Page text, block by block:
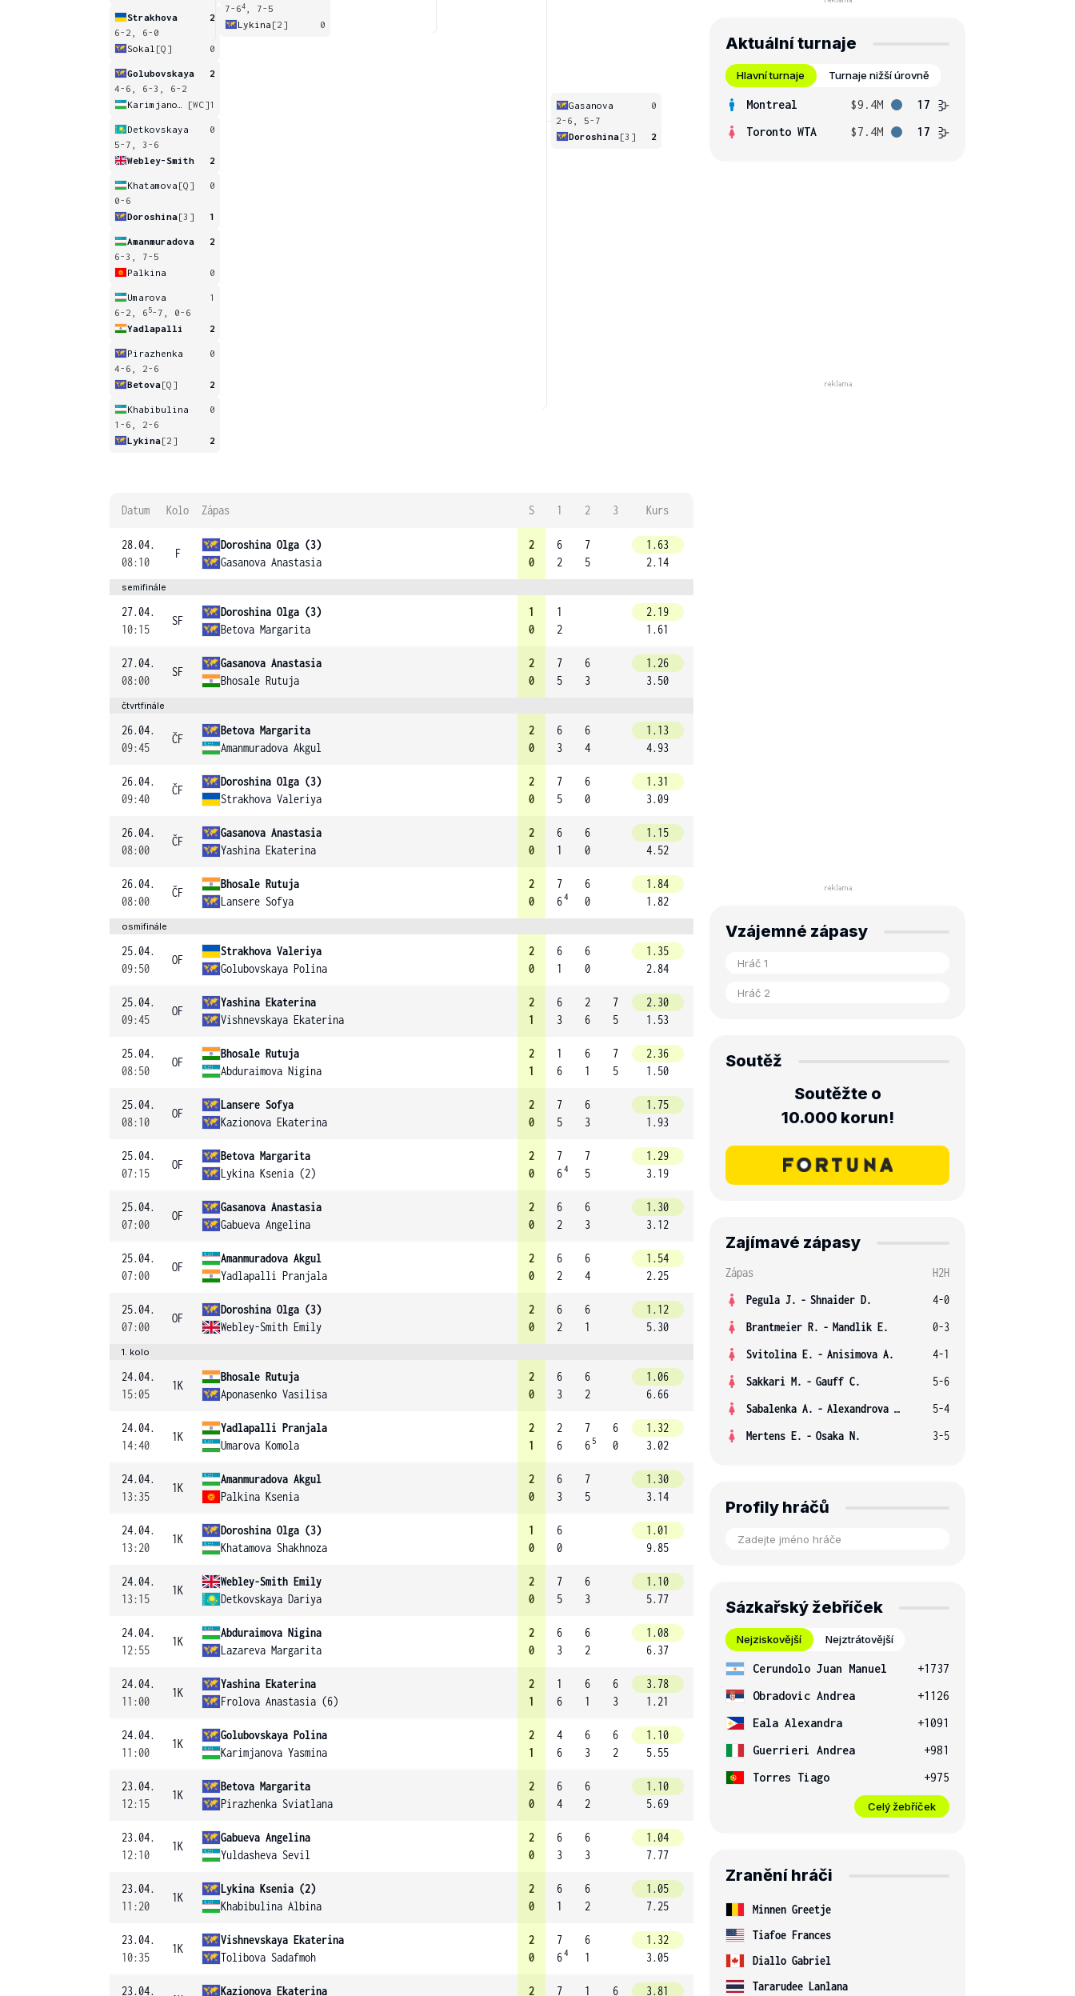
Strakhova
2
6-2, 6-0
Sokal [Q] 0
Golubovskaya
2
4-6, 6-3, 6-2
[WC]1
Detkovskaya
0
5-7, 3-6
Webley-Smith
2
Khatamova [Q]
0
0-6
Doroshina[3] 1
Amanmuradova
2
6-3, 7-5
Palkina
0
Umarova
1
6-2, 6 5-7, 0-6
Yadlapalli
2
Pirazhenka
0
4-6, 2-6
Betova[Q] 2
Khabibulina
0
1-6, 2-6
Lykina[2] 2
7-64
, 7-5
Lykina [2] 0
Gasanova
0
2-6, 5-7
Doroshina[3] 2
Datum Kolo Zápas S 1 2 3 Kurs
28.04.
08:10
F
Doroshina Olga (3)
Gasanova Anastasia
2
0
6
2
7
5
1.63
2.14
semifinále
27.04.
10:15
SF
Doroshina Olga (3)
Betova Margarita
1
0
1
2
2.19
1.61
27.04.
08:00
SF
Gasanova Anastasia
Bhosale Rutuja
2
0
7
5
6
3
1.26
3.50
čtvrtfinále
26.04.
09:45
ČF
Betova Margarita
Amanmuradova Akgul
2
0
6
3
6
4
1.13
4.93
26.04.
09:40
ČF
Doroshina Olga (3)
Strakhova Valeriya
2
0
7
5
6
0
1.31
3.09
26.04.
08:00
ČF
Gasanova Anastasia
Yashina Ekaterina
2
0
6
1
6
0
1.15
4.52
26.04.
08:00
ČF
Bhosale Rutuja
Lansere Sofya
2
0
7
64
6
0
1.84
1.82
osmifinále
25.04.
09:50
OF
Strakhova Valeriya
Golubovskaya Polina
2
0
6
1
6
0
1.35
2.84
25.04.
09:45
OF
Yashina Ekaterina
Vishnevskaya Ekaterina
2
1
6
3
2
6
7
5
2.30
1.53
25.04.
08:50
OF
Bhosale Rutuja
Abduraimova Nigina
2
1
1
6
6
1
7
5
2.36
1.50
25.04.
08:10
OF
Lansere Sofya
Kazionova Ekaterina
2
0
7
5
6
3
1.75
1.93
25.04.
07:15
OF
Betova Margarita
Lykina Ksenia (2)
2
0
7
64
7
5
1.29
3.19
25.04.
07:00
OF
Gasanova Anastasia
Gabueva Angelina
2
0
6
2
6
3
1.30
3.12
25.04.
07:00
OF
Amanmuradova Akgul
Yadlapalli Pranjala
2
0
6
2
6
4
1.54
2.25
25.04.
07:00
OF
Doroshina Olga (3)
Webley-Smith Emily
2
0
6
2
6
1
1.12
5.30
1. kolo
24.04.
15:05
1K
Bhosale Rutuja
Aponasenko Vasilisa
2
0
6
3
6
2
1.06
6.66
24.04.
14:40
1K
Yadlapalli Pranjala
Umarova Komola
2
1
2
6
7
6 5
6
0
1.32
3.02
24.04.
13:35
1K
Amanmuradova Akgul
Palkina Ksenia
2
0
6
3
7
5
1.30
3.14
24.04.
13:20
1K
Doroshina Olga (3)
Khatamova Shakhnoza
1
0
6
0
1.01
9.85
24.04.
13:15
1K
Webley-Smith Emily
Detkovskaya Dariya
2
0
7
5
6
3
1.10
5.77
24.04.
12:55
1K
Abduraimova Nigina
Lazareva Margarita
2
0
6
3
6
2
1.08
6.37
24.04.
11:00
1K
Yashina Ekaterina
Frolova Anastasia (6)
2
1
1
6
6
1
6
3
3.78
1.21
24.04.
11:00
1K
Golubovskaya Polina
Karimjanova Yasmina
2
1
4
6
6
3
6
2
1.10
5.55
23.04.
12:15
1K
Betova Margarita
Pirazhenka Sviatlana
2
0
6
4
6
2
1.10
5.69
23.04.
12:10
1K
Gabueva Angelina
Yuldasheva Sevil
2
0
6
3
6
3
1.04
7.77
23.04.
11:20
1K
Lykina Ksenia (2)
Khabibulina Albina
2
0
6
1
6
2
1.05
7.25
23.04.
10:35
1K
Vishnevskaya Ekaterina
Tolibova Sadafmoh
2
0
7
64
6
1
1.32
3.05
23.04. Kazionova Ekaterina 2 7 1 6 3.81
Aktuální turnaje
Hlavní turnaje Turnaje nižší úrovně
Montreal $9.4M
17
Toronto WTA
$7.4M 17
Vzájemné zápasy
Soutěž
Soutěžte o
10.000 korun!
Zajímavé zápasy
Zápas
H2H
Pegula J. - Shnaider D.
4-0
Brantmeier R. - Mandlik E.
0-3
Svitolina E. - Anisimova A.
4-1
Sakkari M. - Gauff C.
5-6
Sabalenka A. - Alexandrova E.
5-4
Mertens E. - Osaka N. 3-5
Profily hráčů
Sázkařský žebříček
Nejziskovější Nejztrátovější
Cerundolo Juan Manuel
+1737
Obradovic Andrea
+1126
Eala Alexandra
+1091
Guerrieri Andrea
+981
Torres Tiago
+975
Celý žebříček
Zranění hráči
Minnen Greetje
Tiafoe Frances
Diallo Gabriel
Tararudee Lanlana